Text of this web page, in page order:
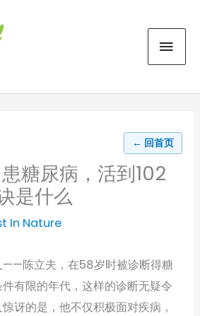
← 回首页
糖尿病，活到102
是什么
In Nature
——陈立夫，在58岁时被诊断得糖
有限的年代，这样的诊断无疑令
讶的是，他不仅积极面对疾病，